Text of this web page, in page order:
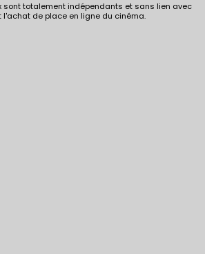
sont totalement indépendants et sans lien avec
l'achat de place en ligne du cinéma.